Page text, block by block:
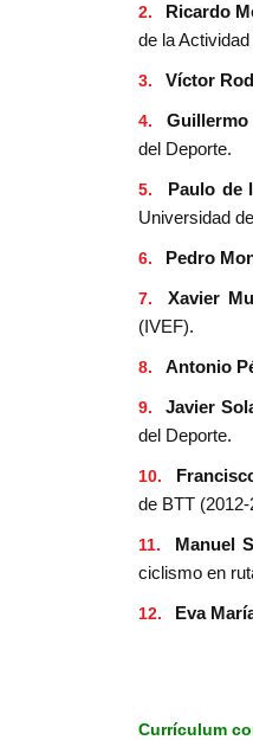
Ricardo
de la
Víctor
Guillermo
del Deporte.
Paulo de
Universidad
Pedro
Xavier
(IVEF).
Antonio
Javier
del Deporte.
de BTT (2012-
Manuel
ciclismo en
Eva
Currículum